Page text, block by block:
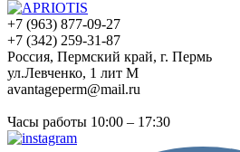
+7 (963) 877-09-27
+7 (342) 259-31-87
Россия, Пермский край, г. Пермь
ул.Левченко, 1 лит М
avantageperm@mail.ru
Часы работы 10:00 – 17:30